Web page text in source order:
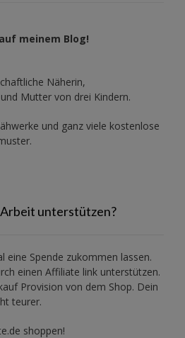
meinem Blog!
Näherin,
Mutter von drei Kindern.
und ganz viele kostenlose
unterstützen?
eine Spende zukommen lassen.
einen Affiliate link unterstützen.
Provision von dem Shop. Dein
teurer.
shoppen!